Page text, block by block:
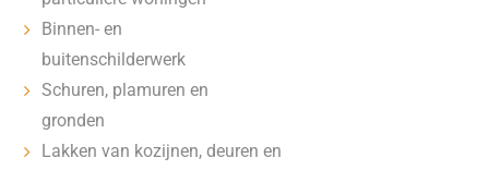
Binnen- en
buitenschilderwerk
Schuren, plamuren en
gronden
Lakken van kozijnen, deuren en